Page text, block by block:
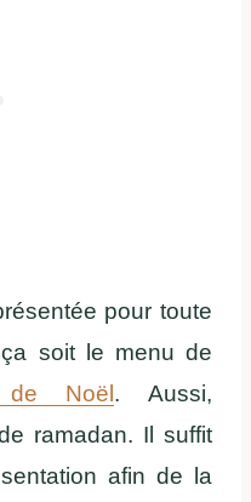
pour toute
soit le menu de
de Noël. Aussi,
ramadan. Il suffit
afin de la